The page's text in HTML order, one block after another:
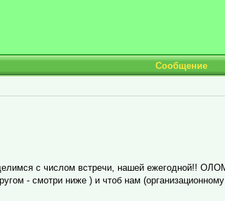
Сообщение
с числом встречи, нашей ежегодной!!
- смотри ниже ) и чтоб нам